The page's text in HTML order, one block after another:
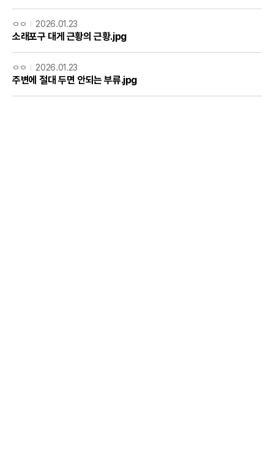
ㅇㅇ 2026.01.23
소래포구 대게 근황의 근황.jpg
ㅇㅇ 2026.01.23
주변에 절대 두면 안되는 부류.jpg